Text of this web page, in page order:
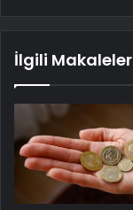
İlgili Makaleler